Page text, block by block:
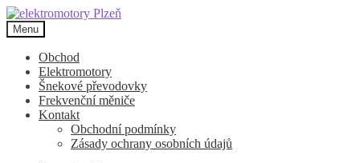
Přeskočit
na
navigaci
Přejít
k
obsahu
webu
Menu
Obchod
Elektromotory
Šnekové převodovky
Frekvenční měniče
Kontakt
Obchodní podmínky
Zásady ochrany osobních údajů